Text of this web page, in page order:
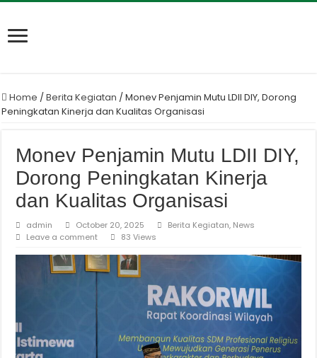
Home /Berita Kegiatan /Monev Penjamin Mutu LDII DIY, Dorong
Peningkatan Kinerja dan Kualitas Organisasi
Monev Penjamin Mutu LDII DIY,
Dorong Peningkatan Kinerja
dan Kualitas Organisasi
admin October 20, 2025 Berita Kegiatan, News
Leave a comment
83 Views